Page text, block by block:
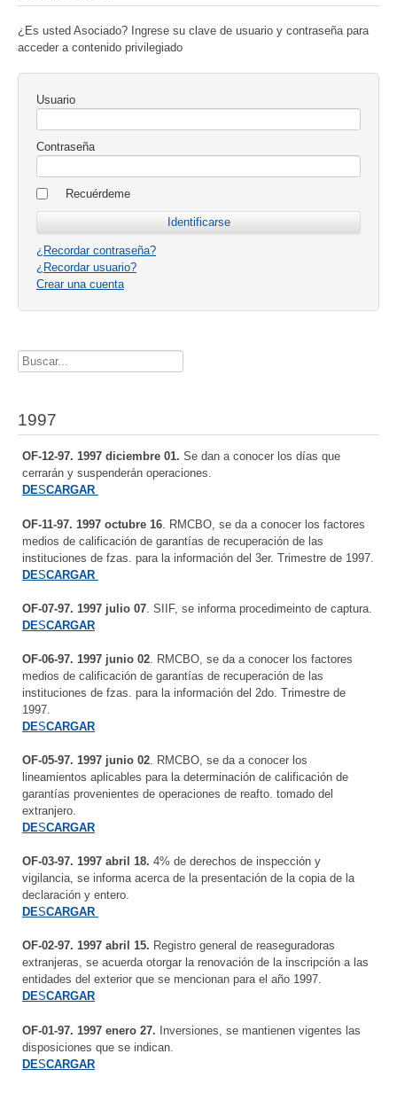
¿Es usted Asociado? Ingrese su clave de usuario y contraseña para
acceder a contenido privilegiado
Usuario
Contraseña
Recuérdeme
¿Recordar contraseña?
¿Recordar usuario?
Crear una cuenta
Buscador
1997
OF-12-97. 1997 diciembre 01. Se dan a conocer los días que
cerrarán y suspenderán operaciones.
DESCARGAR
OF-11-97. 1997 octubre 16 . RMCBO, se da a conocer los factores
medios de calificación de garantías de recuperación de las
instituciones de fzas. para la información del 3er. Trimestre de 1997.
DESCARGAR
OF-07-97. 1997 julio 07 . SIIF, se informa procedimeinto de captura.
DESCARGAR
OF-06-97. 1997 junio 02 . RMCBO, se da a conocer los factores
medios de calificación de garantías de recuperación de las
instituciones de fzas. para la información del 2do. Trimestre de
1997.
DESCARGAR
OF-05-97. 1997 junio 02. RMCBO, se da a conocer los
lineamientos aplicables para la determinación de calificación de
garantías provenientes de operaciones de reafto. tomado del
extranjero.
DESCARGAR
OF-03-97. 1997 abril 18. 4% de derechos de inspección y
vigilancia, se informa acerca de la presentación de la copia de la
declaración y entero.
DESCARGAR
OF-02-97. 1997 abril 15. Registro general de reaseguradoras
extranjeras, se acuerda otorgar la renovación de la inscripción a las
entidades del exterior que se mencionan para el año 1997.
DESCARGAR
OF-01-97. 1997 enero 27. Inversiones, se mantienen vigentes las
disposiciones que se indican.
DESCARGAR